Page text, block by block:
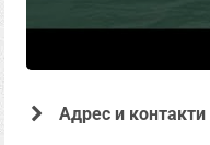
Адрес и контакти